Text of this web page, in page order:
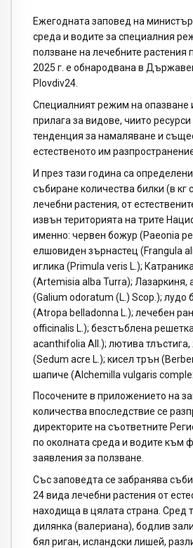
Ежегодната заповед на
среда и водите за специалния
ползване на лечебните растения
2025 г. е обнародвана в
Plovdiv24.
Специалният режим на опазване
прилага за видове, чиито
тенденция за намаляване и
естественото им
И през тази година са
събиране количества билки (в кг
лечебни растения, от
извън територията на трите
именно: червен божур (Paeonia
елшовиден зърнастец (Frangula
иглика (Primula veris L.);
(Artemisia alba Turra); Лазаркиня,
(Galium odoratum (L.) Scop.); лудо
(Atropa belladonna L.); лечебен
officinalis L.); безстъблена
acanthifolia All.); лютива
(Sedum acre L.); кисел трън
шапиче (Alchemilla vulgaris
Посочените в приложението на
количества впоследствие се
директорите на съответните
по околната среда и водите към
заявления за ползване.
Със заповедта се забранява
24 вида лечебни растения от
находища в цялата страна. Сред
дилянка (валериана), бодлив
бял риган, исландски лишей,